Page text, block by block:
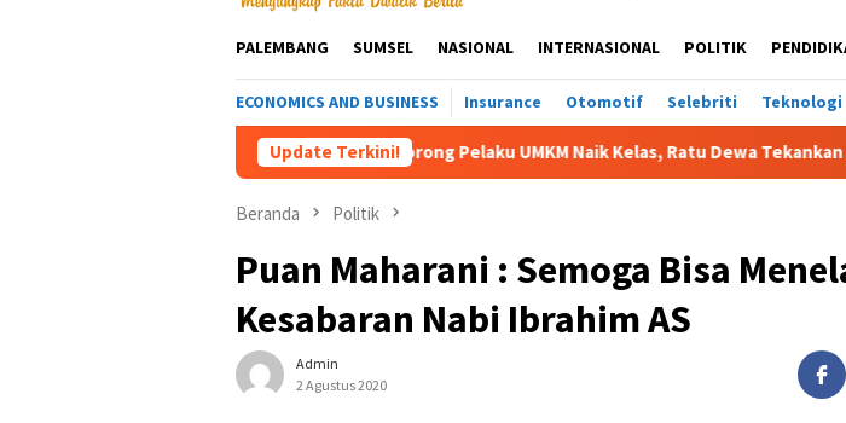
PALEMBANG SUMSEL NASIONAL INTERNASIONAL POLITIK
ECONOMICS AND BUSINESS Insurance Otomotif Selebriti Teknologi
Update Terkini!
Dorong Pelaku UMKM Naik Kelas, Ratu Dewa Tekankan Pentingnya AI di
Beranda Politik
Puan Maharani : Semoga Bisa
Kesabaran Nabi Ibrahim AS
Admin
2 Agustus 2020